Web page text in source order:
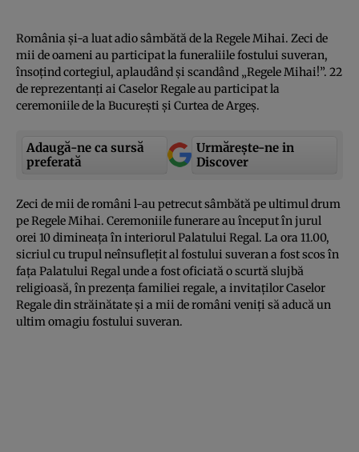
România şi-a luat adio sâmbătă de la Regele Mihai. Zeci de
mii de oameni au participat la funeraliile fostului suveran,
însoţind cortegiul, aplaudând şi scandând „Regele Mihai!”. 22
de reprezentanţi ai Caselor Regale au participat la
ceremoniile de la Bucureşti şi Curtea de Argeş.
Adaugă-ne ca sursă
preferată
Urmărește-ne in
Discover
Zeci de mii de români l-au petrecut sâmbătă pe ultimul drum
pe Regele Mihai. Ceremoniile funerare au început în jurul
orei 10 dimineaţa în interiorul Palatului Regal. La ora 11.00,
sicriul cu trupul neînsufleţit al fostului suveran a fost scos în
faţa Palatului Regal unde a fost oficiată o scurtă slujbă
religioasă, în prezenţa familiei regale, a invitaţilor Caselor
Regale din străinătate şi a mii de români veniţi să aducă un
ultim omagiu fostului suveran.